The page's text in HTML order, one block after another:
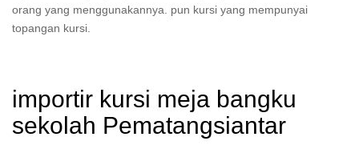
orang yang menggunakannya. pun kursi yang mempunyai
topangan kursi.
importir kursi meja bangku
sekolah Pematangsiantar